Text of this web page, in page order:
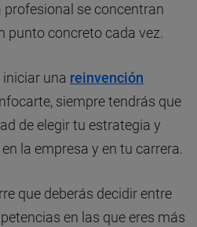
se concentran
punto concreto cada vez.
una reinvención
siempre tendrás que
de elegir tu estrategia y
la empresa y en tu carrera.
que deberás decidir entre
en las que eres más